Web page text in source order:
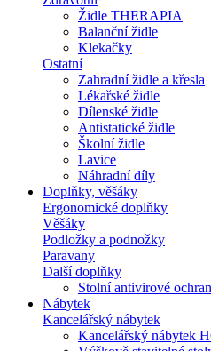
Židle THERAPIA
Balanční židle
Klekačky
Ostatní
Zahradní židle a křesla
Lékařské židle
Dílenské židle
Antistatické židle
Školní židle
Lavice
Náhradní díly
Doplňky, věšáky
Ergonomické doplňky
Věšáky
Podložky a podnožky
Paravany
Další doplňky
Stolní antivirové
Nábytek
Kancelářský nábytek
Kancelářský nábytek